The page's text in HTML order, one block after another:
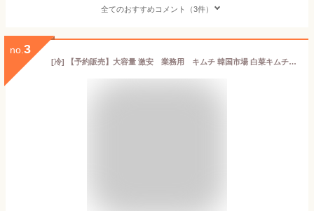
全てのおすすめコメント（3件）
no. 3
[冷] 【予約販売】大容量 激安 業務用 キムチ 韓国市場 白菜キムチ 5kg 2個セット（1490円×2個）白菜キムチ 本格漬け 店舗用 お買い得 お手頃 価格 大家族 おかず 発酵 手作り 美味しい ギフト 食べ物 伝統 熟成 乳酸菌 ヘルシー 入荷予定日6月中旬以降